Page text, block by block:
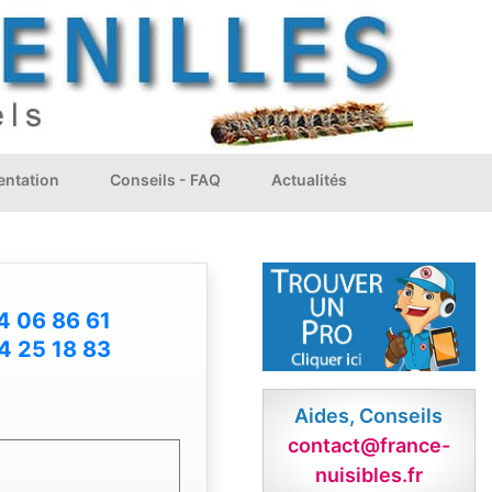
Conseils - FAQ Actualités
06 86 61
25 18 83
Aides, Conseils
contact@france-
nuisibles.fr